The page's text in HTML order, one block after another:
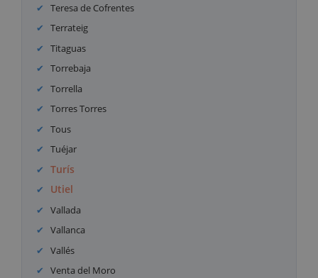
Teresa de Cofrentes
Terrateig
Titaguas
Torrebaja
Torrella
Torres Torres
Tous
Tuéjar
Turís
Utiel
Vallada
Vallanca
Vallés
Venta del Moro